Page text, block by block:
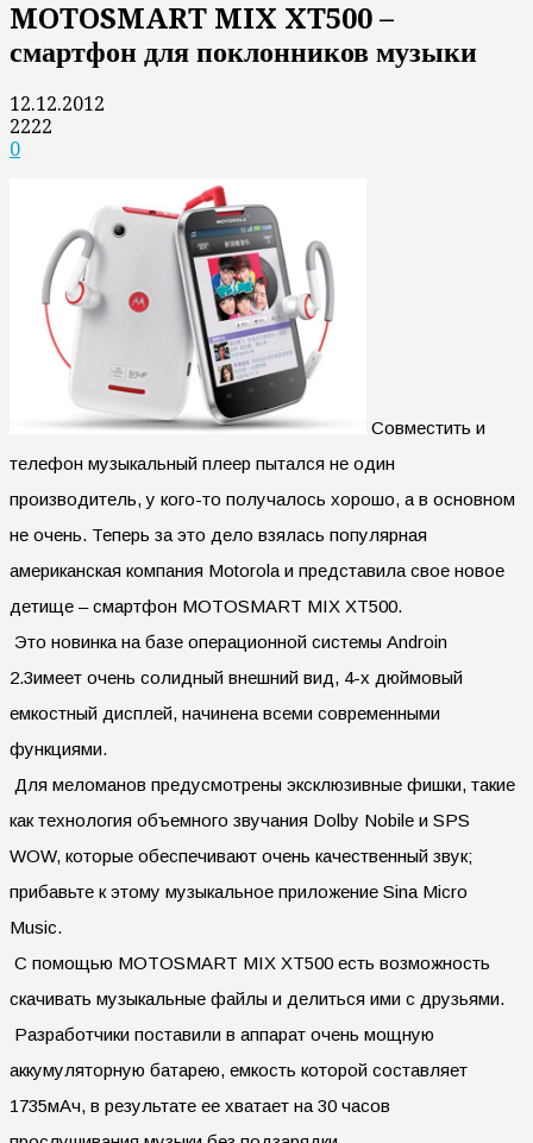
MOTOSMART MIX XT500 –
смартфон для поклонников музыки
12.12.2012
2222
0
Совместить и
телефон музыкальный плеер пытался не один
производитель, у кого-то получалось хорошо, а в основном
не очень. Теперь за это дело взялась популярная
американская компания Motorola и представила свое новое
детище – смартфон MOTOSMART MIX XT500.
Это новинка на базе операционной системы Androin
2.3имеет очень солидный внешний вид, 4-х дюймовый
емкостный дисплей, начинена всеми современными
функциями.
Для меломанов предусмотрены эксклюзивные фишки, такие
как технология объемного звучания Dolby Nobile и SPS
WOW, которые обеспечивают очень качественный звук;
прибавьте к этому музыкальное приложение Sina Micro
Music.
С помощью MOTOSMART MIX XT500 есть возможность
скачивать музыкальные файлы и делиться ими с друзьями.
Разработчики поставили в аппарат очень мощную
аккумуляторную батарею, емкость которой составляет
1735мАч, в результате ее хватает на 30 часов